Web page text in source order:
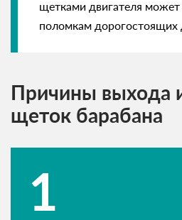
щетками двигателя
поломкам дорогостоящих
Причины выхода
щеток барабана